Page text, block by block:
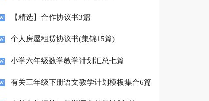
【精选】合作协议书3篇
个人房屋租赁协议书(集锦15篇)
小学六年级数学教学计划汇总七篇
有关三年级下册语文教学计划模板集合6篇